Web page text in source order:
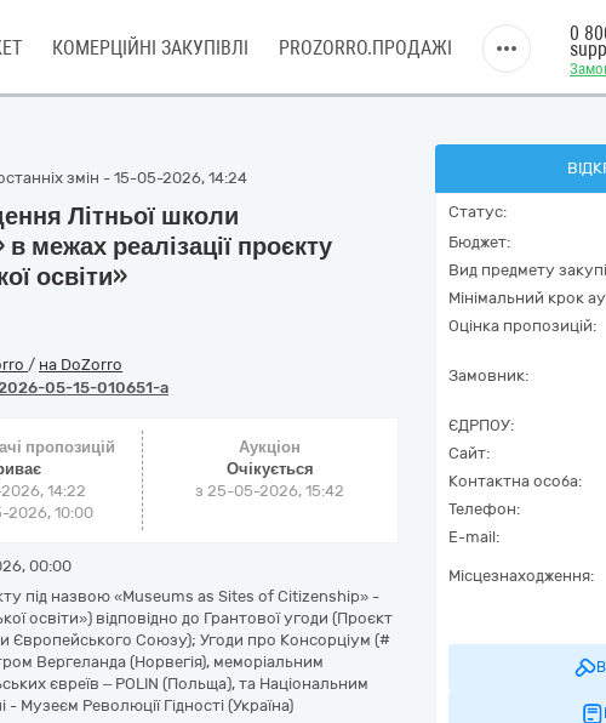
КОМЕРЦІЙНІ ЗАКУПІВЛІ PROZORRO.ПРОДАЖІ
0
змін - 15-05-2026, 14:24
Літньої школи
реалізації проєкту
освіти»
/ на DoZorro
05-15-010651-a
пропозицій
14:22
2026, 10:00
Аукціон
Очікується
з25-05-2026, 15:42
00:00
під назвою «Museums as Sites of Citizenship» -
освіти») відповідно до Грантової угоди (Проєкт
Європейського Союзу); Угоди про Консорціум (#
Вергеланда (Норвегія), меморіальним
євреїв – POLIN (Польща), та Національним
Музеєм Революції Гідності (Україна)
Статус:
Бюджет:
Вид предмету
Мінімальний крок
Оцінка пропозицій:
Замовник:
ЄДРПОУ:
Сайт:
Контактна особа:
Телефон:
E-mail:
Місцезнаходження: